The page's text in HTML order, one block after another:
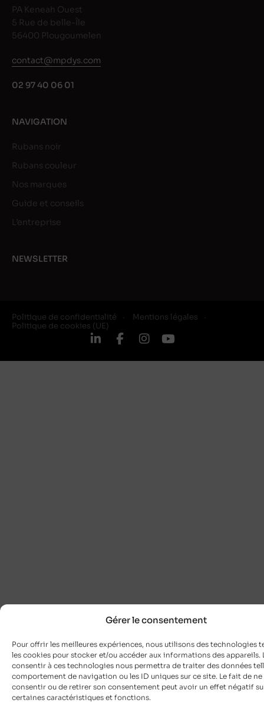
Gérer le consentement
Pour offrir les meilleures expériences, nous utilisons des technologies
les cookies pour stocker et/ou accéder aux informations des appareils.
consentir à ces technologies nous permettra de traiter des données
comportement de navigation ou les ID uniques sur ce site. Le fait de ne
consentir ou de retirer son consentement peut avoir un effet négatif
certaines caractéristiques et fonctions.
PA Keneah Ouest
5 Rue de belle-Île
56400 Plougoumelen
contact@mpdys.com
02 97 40 06 01
NAVIGATION
Rubans noir
Rubans couleur
Nos marques
Guide et conseils
L’entreprise
NEWSLETTER
Politique de confidentialité
Mentions légales
Politique de cookies (UE)